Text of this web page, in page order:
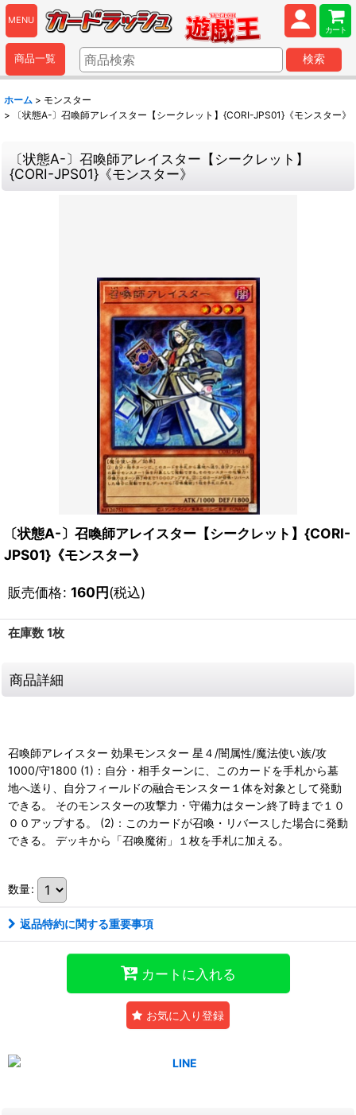
MENU
カート
商品一覧 検索
ホーム > モンスター
>
〔状態A-〕召喚師アレイスター【シークレット】{CORI-JPS01}《モンスター》
〔状態A-〕召喚師アレイスター【シークレット】
{CORI-JPS01}《モンスター》
〔状態A-〕召喚師アレイスター【シークレット】{CORI-
JPS01}《モンスター》
販売価格: 160円(税込)
在庫数 1枚
商品詳細
召喚師アレイスター 効果モンスター 星４/闇属性/魔法使い族/攻
1000/守1800 (1)：自分・相手ターンに、このカードを手札から墓
地へ送り、自分フィールドの融合モンスター１体を対象として発動
できる。 そのモンスターの攻撃力・守備力はターン終了時まで１０
００アップする。 (2)：このカードが召喚・リバースした場合に発動
できる。 デッキから「召喚魔術」１枚を手札に加える。
数量:
返品特約に関する重要事項
カートに入れる
お気に入り登録